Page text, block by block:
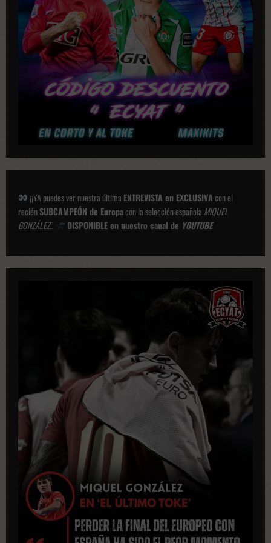
¡¡YA puedes ver nuestra última ENTREVISTA en EXCLUSIVAcon el
reciénSUBCAMPEÓN de Europacon la selección española MIQUEL
GONZÁLEZ!! DISPONIBLE en nuestro canal de YOUTUBE